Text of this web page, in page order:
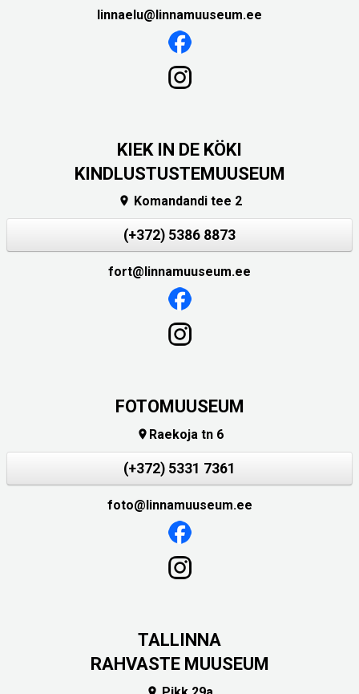
linnaelu@linnamuuseum.ee
KIEK IN DE KÖKI
KINDLUSTUSTEMUUSEUM
 Komandandi tee 2
(+372) 5386 8873
fort@linnamuuseum.ee
FOTOMUUSEUM
 Raekoja tn 6
(+372) 5331 7361
foto@linnamuuseum.ee
TALLINNA
RAHVASTE MUUSEUM